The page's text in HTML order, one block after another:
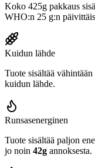
Koko 425g pakkaus
WHO:n 25 g:n
Kuidun lähde
Tuote sisältää
kuidun lähde.
Runsasenerginen
Tuote sisältää paljon
jo noin 42g annoksesta.